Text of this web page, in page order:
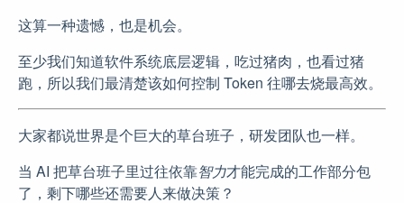
这算一种遗憾，也是机会。
至少我们知道软件系统底层逻辑，吃过猪肉，也看过猪
跑，所以我们最清楚该如何控制 Token 往哪去烧最高效。
大家都说世界是个巨大的草台班子，研发团队也一样。
当 AI 把草台班子里过往依靠智力才能完成的工作部分包
了，剩下哪些还需要人来做决策？